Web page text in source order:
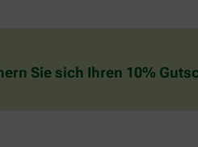
Sie sich Ihren 10%